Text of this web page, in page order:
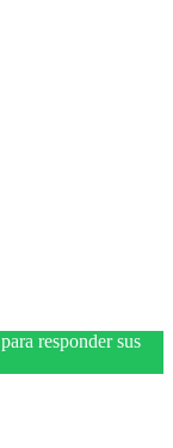
responder sus